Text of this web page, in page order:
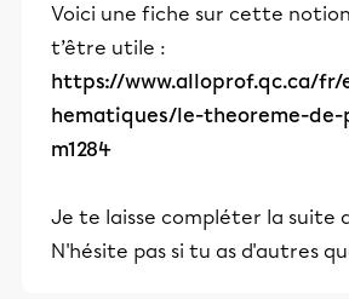
Voici une fiche sur cette
t’être utile :
https://www.alloprof.qc.ca/fr/
hematiques/le-theoreme-
m1284
Je te laisse compléter la suite
N'hésite pas si tu as d'autres